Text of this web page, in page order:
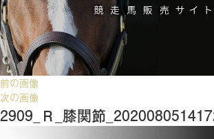
前の画像
次の画像
2909_Ｒ_膝関節